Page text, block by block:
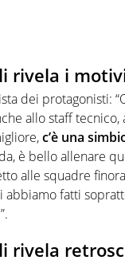
rivela i
dei protagonisti:
allo staff
c’è una
è bello allenare
alle squadre
fatti
rivela